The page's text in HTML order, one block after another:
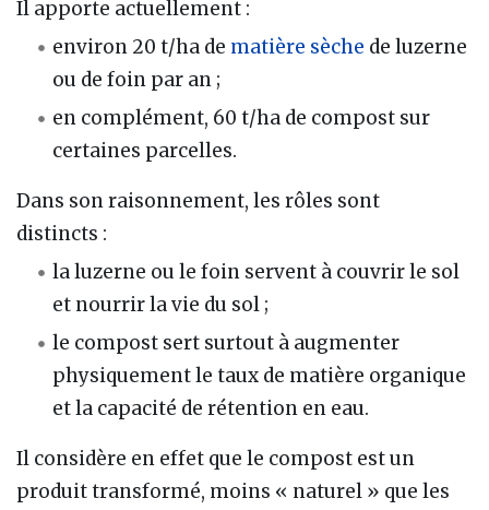
Il apporte actuellement :
environ 20 t/ha de matière sèche de luzerne
ou de foin par an ;
en complément, 60 t/ha de compost sur
certaines parcelles.
Dans son raisonnement, les rôles sont
distincts :
la luzerne ou le foin servent à couvrir le sol
et nourrir la vie du sol ;
le compost sert surtout à augmenter
physiquement le taux de matière organique
et la capacité de rétention en eau.
Il considère en effet que le compost est un
produit transformé, moins « naturel » que les